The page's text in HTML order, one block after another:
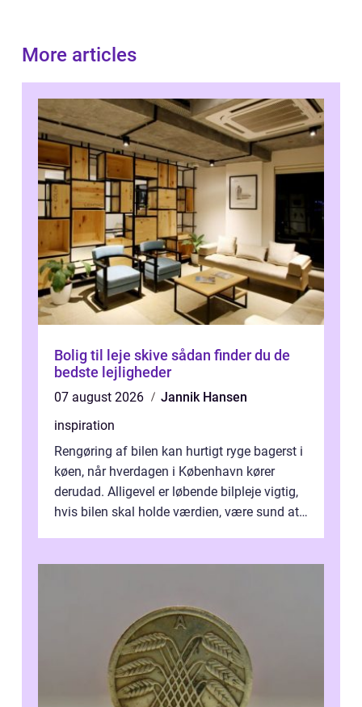
More articles
Bolig til leje skive sådan finder du de
bedste lejligheder
07 august 2026
Jannik Hansen
inspiration
Rengøring af bilen kan hurtigt ryge bagerst i
køen, når hverdagen i København kører
derudad. Alligevel er løbende bilpleje vigtig,
hvis bilen skal holde værdien, være sund at